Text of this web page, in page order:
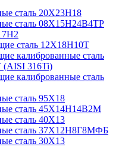
сталь 20Х23Н18
сталь 08Х15Н24В4ТР
сталь 12Х18Н10Т
калиброванные сталь
316Ti)
калиброванные сталь
сталь 95Х18
сталь 45Х14Н14В2М
сталь 40Х13
сталь 37Х12Н8Г8МФБ
сталь 30Х13